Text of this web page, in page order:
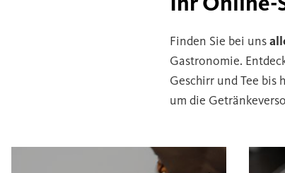
Finden Sie bei uns
Gastronomie.
Geschirr und Tee bis
um die